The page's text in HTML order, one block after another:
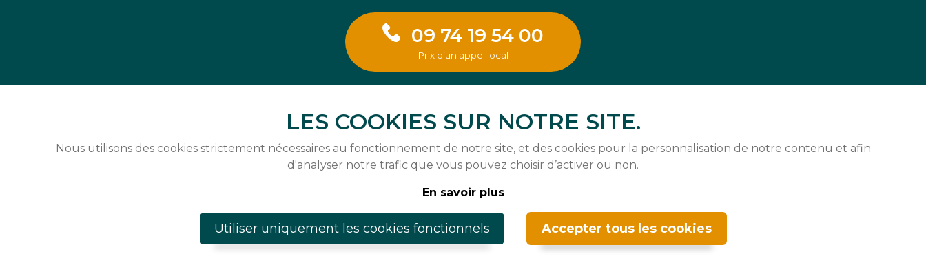
09 74 19 54 00
Prix d’un appel local
LES COOKIES SUR NOTRE SITE.
Nous utilisons des cookies strictement nécessaires au fonctionnement de notre site, et des cookies pour la personnalisation de notre contenu et afin
d'analyser notre trafic que vous pouvez choisir d’activer ou non.
En savoir plus
Utiliser uniquement les cookies fonctionnels Accepter tous les cookies